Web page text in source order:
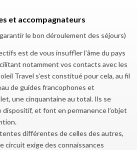
et accompagnateurs
le bon déroulement des séjours)
est de vous insuffler l’âme du pays
notamment vos contacts avec les
Travel s’est constitué pour cela, au fil
de guides francophones et
une cinquantaine au total. Ils se
et font en permanence l’objet
différentes de celles des autres,
circuit exige des connaissances